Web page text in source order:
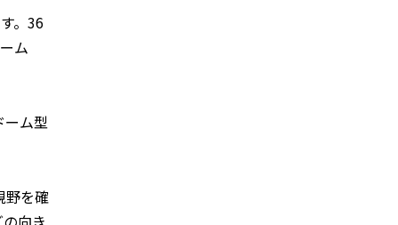
。36
ム
ーム型
野を確